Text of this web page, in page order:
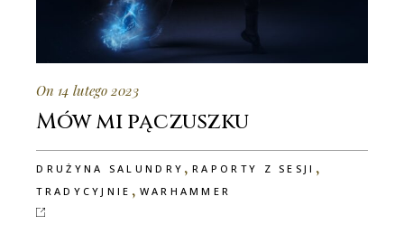
On 14 lutego 2023
Mów mi pączuszku
DRUŻYNA SALUNDRY ,RAPORTY Z SESJI ,
TRADYCYJNIE , WARHAMMER